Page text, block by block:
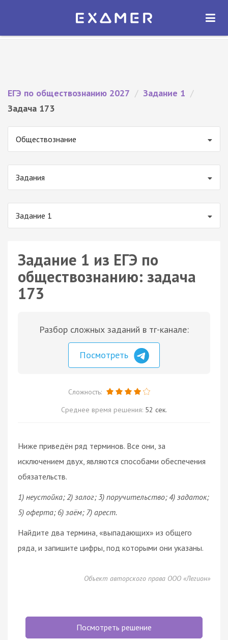
Экзамер — ЕГЭ 2027
ОТКРЫТЬ
ЕГЭ по обществознанию 2027 / Задание 1 /
Задача 173
Обществознание
Задания
Задание 1
Задание 1 из ЕГЭ по
обществознанию: задача
173
Разбор сложных заданий в тг-канале:
Посмотреть
Сложность:
Среднее время решения: 52 сек.
Ниже приведён ряд терминов. Все они, за
исключением двух, являются способами обеспечения
обязательств.
1) неустойка; 2) залог; 3) поручительство; 4) задаток;
5) оферта; 6) заём; 7) арест.
Найдите два термина, «выпадающих» из общего
ряда, и запишите цифры, под которыми они указаны.
Объект авторского права ООО «Легион»
Посмотреть решение